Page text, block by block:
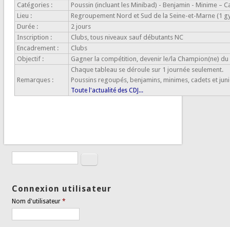
Catégories :
Poussin (incluant les Minibad) - Benjamin - Minime –
Lieu :
Regroupement Nord et Sud de la Seine-et-Marne (1
Durée :
2 jours
Inscription :
Clubs, tous niveaux sauf débutants NC
Encadrement :
Clubs
Objectif :
Gagner la compétition, devenir le/la Champion(ne) du
Remarques :
Chaque tableau se déroule sur 1 journée seulement.
Poussins regoupés, benjamins, minimes, cadets et
Toute l'actualité des CDJ...
Formulaire de recherche
Rechercher
Connexion utilisateur
Nom d'utilisateur*